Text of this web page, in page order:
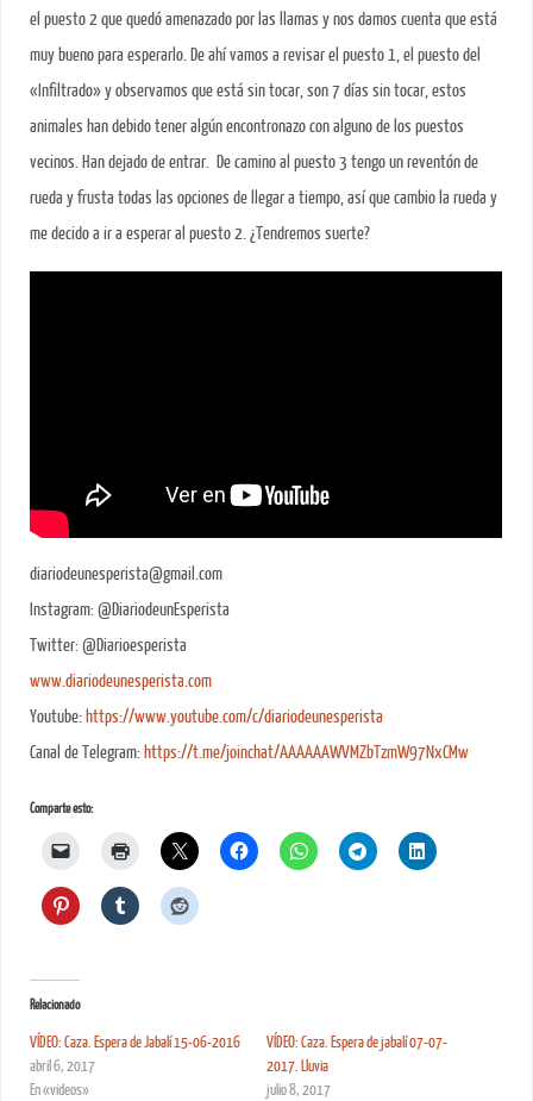
el puesto 2 que quedó amenazado por las llamas y nos damos cuenta que está
muy bueno para esperarlo. De ahí vamos a revisar el puesto 1, el puesto del
«Infiltrado» y observamos que está sin tocar, son 7 días sin tocar, estos
animales han debido tener algún encontronazo con alguno de los puestos
vecinos. Han dejado de entrar. De camino al puesto 3 tengo un reventón de
rueda y frusta todas las opciones de llegar a tiempo, así que cambio la rueda y
me decido a ir a esperar al puesto 2. ¿Tendremos suerte?
diariodeunesperista@gmail.com
Instagram: @DiariodeunEsperista
Twitter: @Diarioesperista
www.diariodeunesperista.com
Youtube: https://www.youtube.com/c/diariodeunesperista
Canal de Telegram: https://t.me/joinchat/AAAAAAWVMZbTzmW97NxCMw
Comparte esto:
Relacionado
VÍDEO: Caza. Espera de Jabalí 15-06-2016
abril 6, 2017
En «videos»
VÍDEO: Caza. Espera de jabalí 07-07-
2017. Lluvia
julio 8, 2017